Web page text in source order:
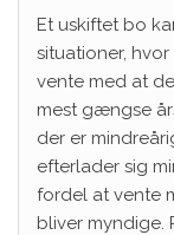
Et uskiftet bo
situationer,
vente med at
mest gængse
der er
efterlader sig
fordel at vente
bliver myndige.